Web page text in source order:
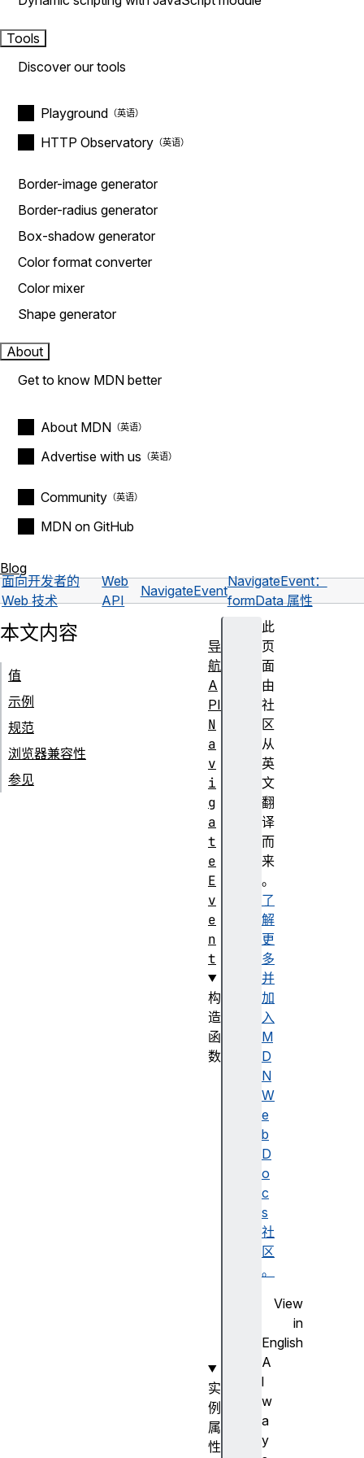
Tools
Discover our tools
Playground
HTTP Observatory
Border-image generator
Border-radius generator
Box-shadow generator
Color format converter
Color mixer
Shape generator
About
Get to know MDN better
About MDN
Advertise with us
Community
MDN on GitHub
Blog
面向开发者的
Web 技术
Web
API
NavigateEvent
NavigateEvent：
formData 属性
此
页
面
由
社
区
从
英
文
翻
译
而
来
。
了
解
更
多
并
加
入
M
D
N
W
e
b
D
o
c
s
社
区
。
View
in
English
A
l
w
a
y
本文内容
值
示例
规范
浏览器兼容性
参见
导
航
A
PI
N
a
v
i
g
a
t
e
E
v
e
n
t
构
造
函
数
实
例
属
性